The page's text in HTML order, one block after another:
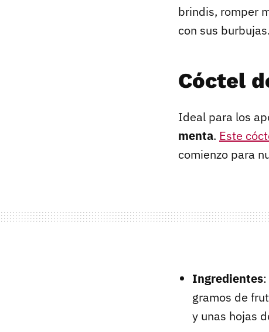
brindis, romper
con sus burbujas.
Cóctel
Ideal para los
menta. Este
comienzo para
Ingredientes
gramos de
y unas hojas